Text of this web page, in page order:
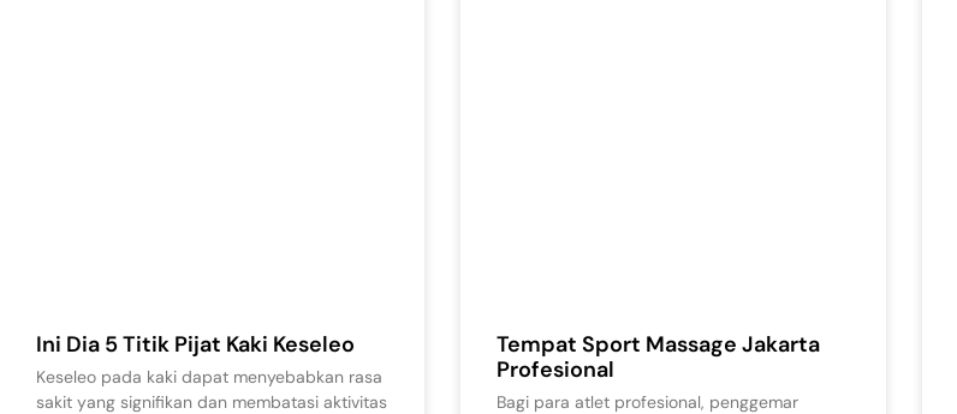
Ini Dia 5 Titik Pijat Kaki Keseleo
Keseleo pada kaki dapat menyebabkan rasa
sakit yang signifikan dan membatasi aktivitas
Tempat Sport Massage Jakarta
Profesional
Bagi para atlet profesional, penggemar